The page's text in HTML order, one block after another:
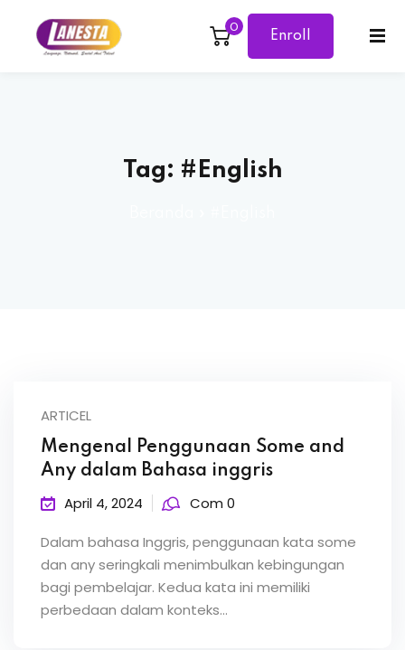
0
Enroll
Tag: #English
ARTICEL
Mengenal Penggunaan Some and
Any dalam Bahasa inggris
April 4, 2024 Com 0
Dalam bahasa Inggris, penggunaan kata some
dan any seringkali menimbulkan kebingungan
bagi pembelajar. Kedua kata ini memiliki
perbedaan dalam konteks…
Sign up